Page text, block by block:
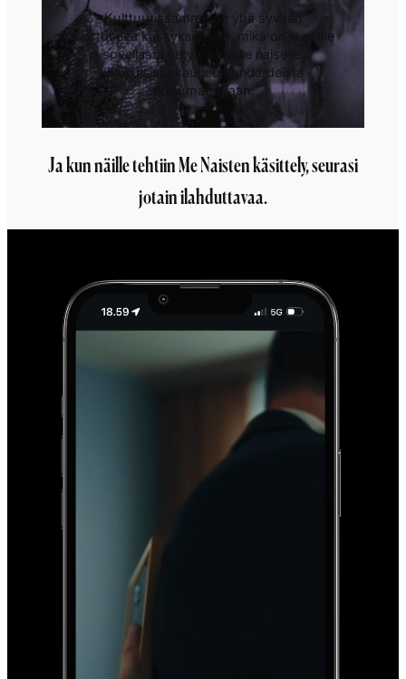
Kulttuurissamme on yhä syvään
juurtuneita käsityksiä siitä, mikä on ja ei ole
soveliasta tietyn ikäiselle naiselle.
Iänikuisista kauneustandardeista
puhumattakaan.
Ja kun näille tehtiin Me Naisten käsittely, seurasi
jotain ilahduttavaa.